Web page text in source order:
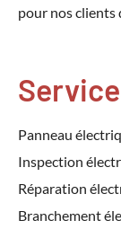
pour nos clients
Panneau
Inspection
Réparation
Branchement